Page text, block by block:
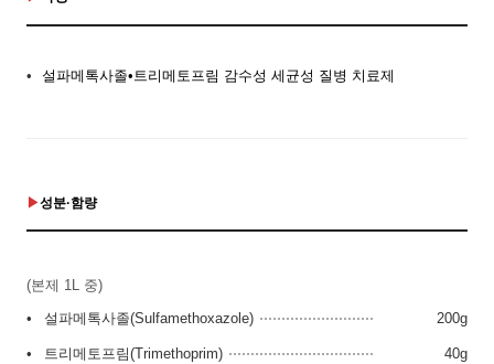
설파메톡사졸•트리메토프림 감수성 세균성 질병 치료제
성분·함량
(본제 1L 중)
설파메톡사졸(Sulfamethoxazole)
200g
트리메토프림(Trimethoprim) 40g